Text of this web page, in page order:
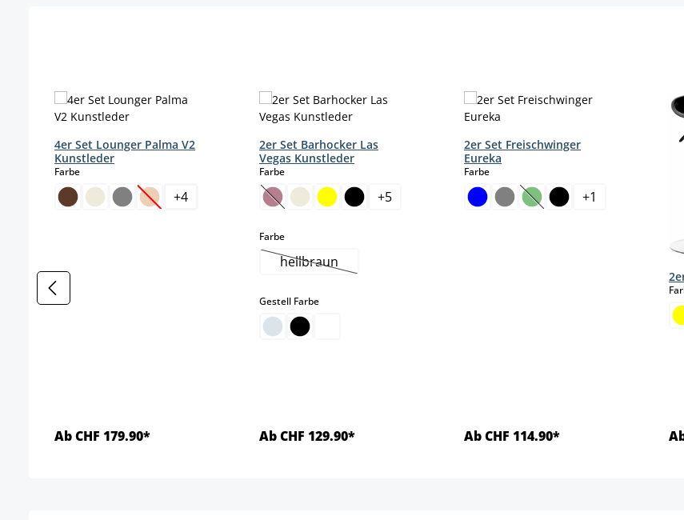
4er Set Lounger Palma V2
Kunstleder
Farbeauswählen
(Diese Option ist zurzeit nicht verfügbar.)
+4
Ab CHF 179.90*
2er Set Barhocker Las
Vegas Kunstleder
Farbeauswählen
(Diese Option ist zurzeit nicht verfügbar.)
+5
Farbeauswählen
hellbraun(Diese Option ist zurzeit nicht verfügbar.)
Gestell Farbeauswählen
Ab CHF 129.90*
2er Set Freischwinger
Eureka
Farbeauswählen
(Diese Option ist zurzeit
+1
Ab CHF 114.90*